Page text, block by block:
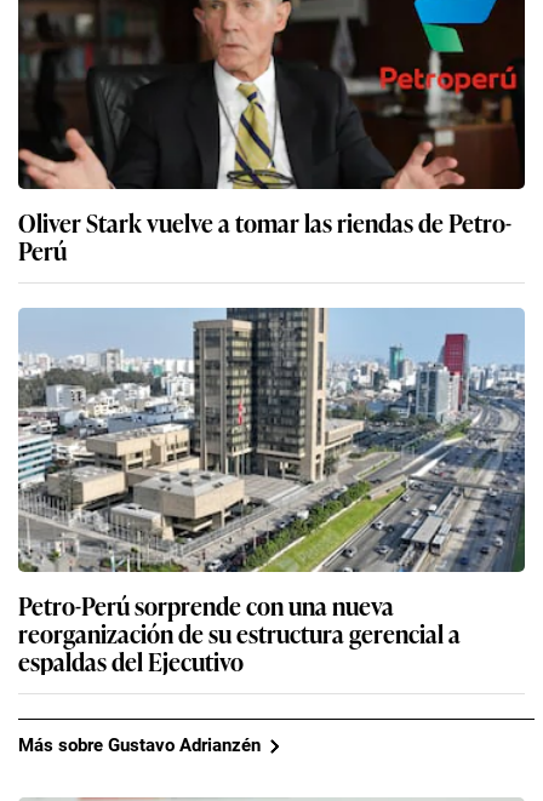
Oliver Stark vuelve a tomar las riendas de Petro-
Perú
Petro-Perú sorprende con una nueva
reorganización de su estructura gerencial a
espaldas del Ejecutivo
Más sobre Gustavo Adrianzén